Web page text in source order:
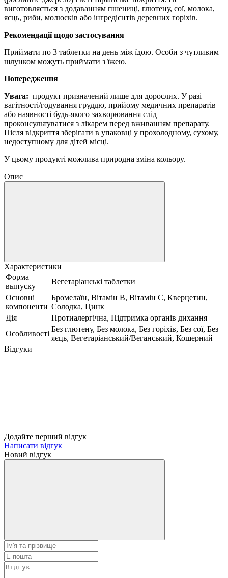
виготовляється з додаванням пшениці, глютену, сої, молока,
яєць, риби, молюсків або інгредієнтів деревних горіхів.
Рекомендації щодо застосування
Приймати по 3 таблетки на день між їдою. Особи з чутливим
шлунком можуть приймати з їжею.
Попередження
Увага: продукт призначений лише для дорослих. У разі
вагітності/годування груддю, прийому медичних препаратів
або наявності будь-якого захворювання слід
проконсультуватися з лікарем перед вживанням препарату.
Після відкриття зберігати в упаковці у прохолодному, сухому,
недоступному для дітей місці.
У цьому продукті можлива природна зміна кольору.
Опис
Характеристики
Форма
выпуску
Вегетаріанські таблетки
Основні
компоненти
Бромелаїн, Вітамін B, Вітамін C, Кверцетин,
Солодка, Цинк
Дія
Протиалергічна, Підтримка органів дихання
Особливості
Без глютену, Без молока, Без горіхів, Без сої, Без
яєць, Вегетаріанський/Веганський, Кошерний
Відгуки
Додайте перший відгук
Написати відгук
Новий відгук